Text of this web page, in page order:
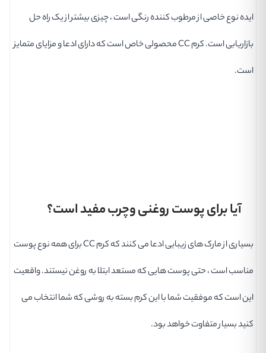
ایده نوع خاصی از مرطوب کننده رنگی است ، چیزی بیشتر از یک راه حل
بازاریابی است. کرم CC محصولی خاص است که دارای ادعا و مزایای متمایز
است.
آیا برای پوست روغنی وچرب مفید است؟
بسیاری از مارک های زیبایی ادعا می کنند که کرم CC برای همه نوع پوست
مناسب است ، حتی پوست هایی که مستعد ابتلا به روغن نیستند. واقعیت
این است که موفقیت شما با این کرم بسته به روشی که شما انتخاب می
کنید بسیار متفاوت خواهد بود.